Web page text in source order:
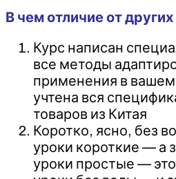
В чем отличие от
Курс написан
все методы
применения в вашем
учтена вся
товаров из Китая
Коротко, ясно, без
уроки короткие — а
уроки простые — это